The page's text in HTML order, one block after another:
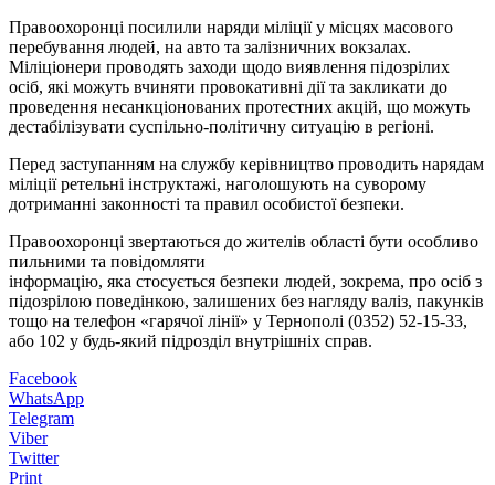
Правоохоронці посилили наряди міліції у місцях масового
перебування людей, на авто та залізничних вокзалах.
Міліціонери проводять заходи щодо виявлення підозрілих
осіб, які можуть вчиняти провокативні дії та закликати до
проведення несанкціонованих протестних акцій, що можуть
дестабілізувати суспільно-політичну ситуацію в регіоні.
Перед заступанням на службу керівництво проводить нарядам
міліції ретельні інструктажі, наголошують на суворому
дотриманні законності та правил особистої безпеки.
Правоохоронці звертаються до жителів області бути особливо
пильними та повідомляти
інформацію, яка стосується безпеки людей, зокрема, про осіб з
підозрілою поведінкою, залишених без нагляду валіз, пакунків
тощо на телефон «гарячої лінії» у Тернополі (0352) 52-15-33,
або 102 у будь-який підрозділ внутрішніх справ.
Facebook
WhatsApp
Telegram
Viber
Twitter
Print